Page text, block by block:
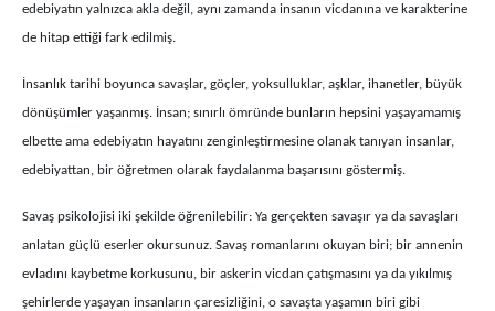
edebiyatın yalnızca akla değil, aynı zamanda insanın vicdanına ve karakterine
de hitap ettiği fark edilmiş.
İnsanlık tarihi boyunca savaşlar, göçler, yoksulluklar, aşklar, ihanetler, büyük
dönüşümler yaşanmış. İnsan; sınırlı ömründe bunların hepsini yaşayamamış
elbette ama edebiyatın hayatını zenginleştirmesine olanak tanıyan insanlar,
edebiyattan, bir öğretmen olarak faydalanma başarısını göstermiş.
Savaş psikolojisi iki şekilde öğrenilebilir: Ya gerçekten savaşır ya da savaşları
anlatan güçlü eserler okursunuz. Savaş romanlarını okuyan biri; bir annenin
evladını kaybetme korkusunu, bir askerin vicdan çatışmasını ya da yıkılmış
şehirlerde yaşayan insanların çaresizliğini, o savaşta yaşamın biri gibi